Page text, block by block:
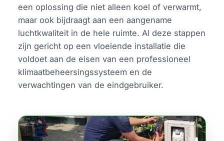
een oplossing die niet alleen koel of verwarmt,
maar ook bijdraagt aan een aangename
luchtkwaliteit in de hele ruimte. Al deze stappen
zijn gericht op een vloeiende installatie die
voldoet aan de eisen van een professioneel
klimaatbeheersingssysteem en de
verwachtingen van de eindgebruiker.